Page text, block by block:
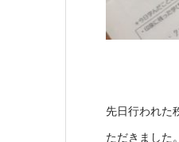
先日行われた
ただきました